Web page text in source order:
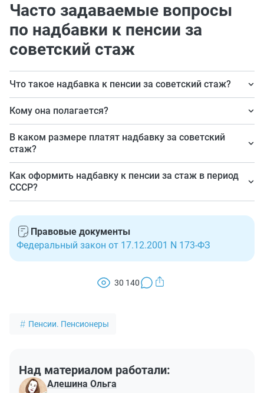
Часто задаваемые вопросы
по надбавки к пенсии за
советский стаж
Что такое надбавка к пенсии за советский стаж?
Это размер пенсионных баллов, которые
особым правилам.
Кому она полагается?
Всем, кто работал в период до 2002 г.
В каком размере платят надбавку за советский
стаж?
Ее размер для каждого индивидуален и зависит от
продолжительности работы до 1991 и 2002 г., размера
заработка за этот период.
Как оформить надбавку к пенсии за стаж в период
СССР?
Социального фонда делают самостоятельно, на
основании имеющихся в их распоряжении данных.
Подавать заявление для ее оформления не требуется.
Правовые документы
Федеральный закон от 17.12.2001 N 173-ФЗ
30 140
Пенсии. Пенсионеры
Над материалом работали:
Алешина Ольга